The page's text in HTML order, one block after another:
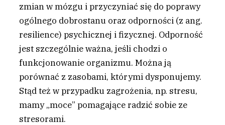
zmian w mózgu i przyczyniać się do poprawy
ogólnego dobrostanu oraz odporności (z ang.
resilience) psychicznej i fizycznej. Odporność
jest szczególnie ważna, jeśli chodzi o
funkcjonowanie organizmu. Można ją
porównać z zasobami, którymi dysponujemy.
Stąd też w przypadku zagrożenia, np. stresu,
mamy „moce” pomagające radzić sobie ze
stresorami.